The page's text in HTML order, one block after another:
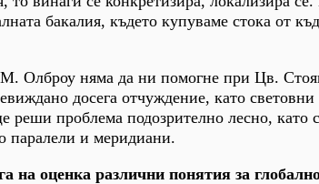
бакалия, където купуваме стока от
М. Олброу няма да ни помогне при Цв.
досега отчуждение, като
реши проблема подозрително лесно, като
паралели и меридиани.
оценка различни понятия за